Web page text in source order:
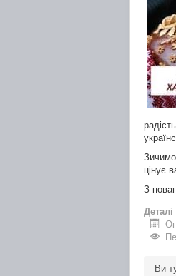
цінує
З
Деталі
Ви